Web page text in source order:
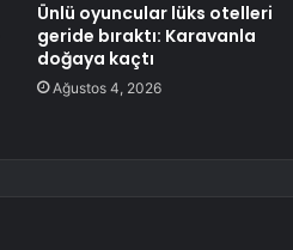
Ünlü oyuncular lüks otelleri
geride bıraktı: Karavanla
doğaya kaçtı
Ağustos 4, 2026